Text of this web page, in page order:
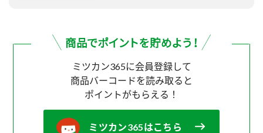
ミツカン365に会員登録して
商品バーコードを読み取ると
ポイントがもらえる！
ミツカン365はこちら